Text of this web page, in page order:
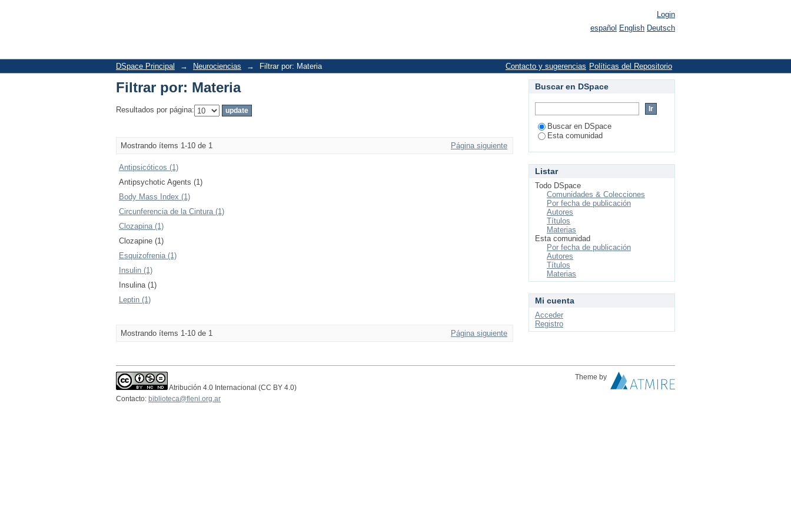
Login
español English Deutsch
DSpace Principal → Neurociencias → Filtrar por: Materia Políticas del Repositorio
Contacto y sugerencias
Filtrar por: Materia
Resultados por página:
Mostrando ítems 1-10 de 1 Página siguiente
Antipsicóticos (1)
Antipsychotic Agents (1)
Body Mass Index (1)
Circunferencia de la Cintura (1)
Clozapina (1)
Clozapine (1)
Esquizofrenia (1)
Insulin (1)
Insulina (1)
Leptin (1)
Mostrando ítems 1-10 de 1 Página siguiente
Buscar en DSpace
Buscar en DSpace
Esta comunidad
Listar
Todo DSpace
Comunidades & Colecciones
Por fecha de publicación
Autores
Títulos
Materias
Esta comunidad
Por fecha de publicación
Autores
Títulos
Materias
Mi cuenta
Acceder
Registro
Atribución 4.0 Internacional (CC BY 4.0)
Theme by
Contacto: biblioteca@fleni.org.ar